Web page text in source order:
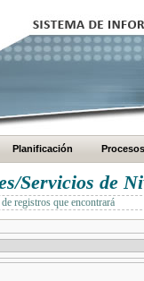
Planificación Procesos
Servicios de
registros que encontrará